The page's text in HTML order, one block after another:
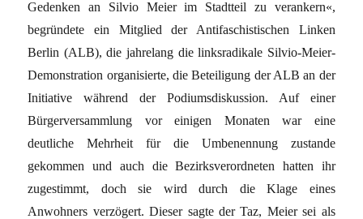
Gedenken an Silvio Meier im Stadtteil zu verankern«,
begründete ein Mitglied der Antifaschistischen Linken
Berlin (ALB), die jahrelang die linksradikale Silvio-Meier-
Demonstration organisierte, die Beteiligung der ALB an der
Initia­tive während der Podiumsdiskussion. Auf einer
Bürgerversammlung vor einigen Monaten war eine
deutliche Mehrheit für die Umbenennung zustande
gekommen und auch die Bezirksverordneten hatten ihr
zugestimmt, doch sie wird durch die Klage eines
Anwohners verzögert. Dieser sagte der Taz, Meier sei als